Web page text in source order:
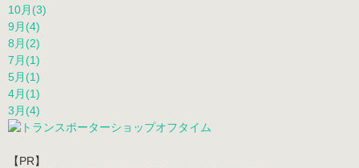
10月(3)
9月(4)
8月(2)
7月(1)
5月(1)
4月(1)
3月(4)
【PR】